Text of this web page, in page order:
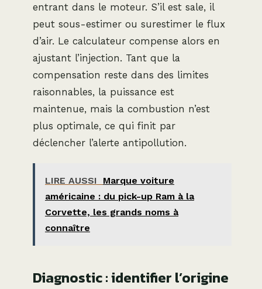
entrant dans le moteur. S’il est sale, il
peut sous-estimer ou surestimer le flux
d’air. Le calculateur compense alors en
ajustant l’injection. Tant que la
compensation reste dans des limites
raisonnables, la puissance est
maintenue, mais la combustion n’est
plus optimale, ce qui finit par
déclencher l’alerte antipollution.
LIRE AUSSI
Marque voiture
américaine : du pick-up Ram à la
Corvette, les grands noms à
connaître
Diagnostic : identifier l’origine